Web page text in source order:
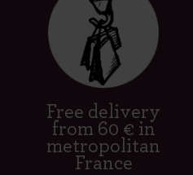
Free delivery
from 60 € in
metropolitan
France